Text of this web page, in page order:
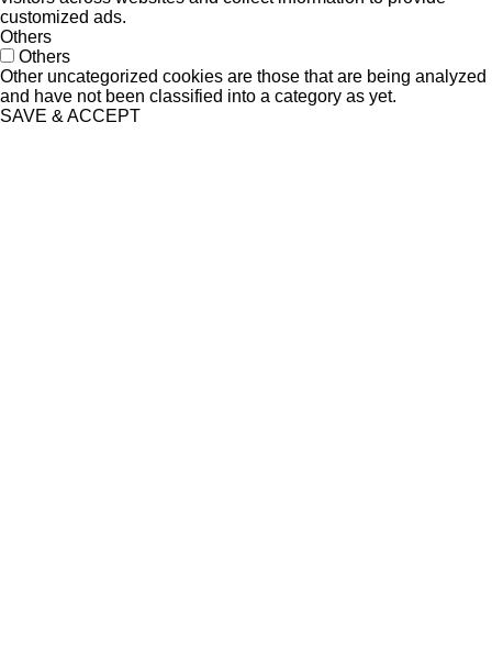
customized ads.
Others
Others
Other uncategorized cookies are those that are being analyzed
and have not been classified into a category as yet.
SAVE & ACCEPT